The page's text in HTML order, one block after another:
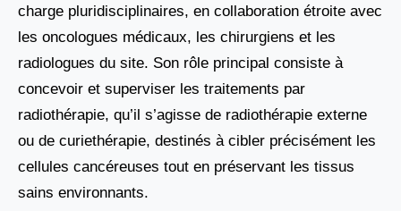
charge pluridisciplinaires, en collaboration étroite avec
les oncologues médicaux, les chirurgiens et les
radiologues du site. Son rôle principal consiste à
concevoir et superviser les traitements par
radiothérapie, qu’il s’agisse de radiothérapie externe
ou de curiethérapie, destinés à cibler précisément les
cellules cancéreuses tout en préservant les tissus
sains environnants.